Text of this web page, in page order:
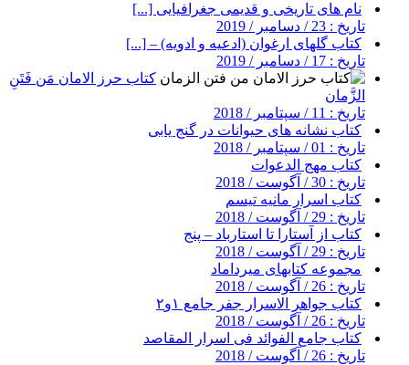
نام های تاریخی و قدیمی جغرافیایی [...]
تاریخ : 23 / دسامبر / 2019
کتاب گلهای ارغوان (ادعیه و ادویه) – [...]
تاریخ : 17 / دسامبر / 2019
کتاب حرز الامان مَن فَتَنِ
الزَّمان
تاریخ : 11 / سپتامبر / 2018
کتاب نشانه های حیوانات در گنج یابی
تاریخ : 01 / سپتامبر / 2018
کتاب مهج الدعوات
تاریخ : 30 / آگوست / 2018
کتاب اسرار مانیه تیسم
تاریخ : 29 / آگوست / 2018
کتاب از آستارا تا استارباد – پنج
تاریخ : 29 / آگوست / 2018
مجموعه کتابهای میرداماد
تاریخ : 26 / آگوست / 2018
کتاب جواهر الاسرار جفر جامع ۱و۲
تاریخ : 26 / آگوست / 2018
کتاب جامع الفوائد فی اسرار المقاصد
تاریخ : 26 / آگوست / 2018